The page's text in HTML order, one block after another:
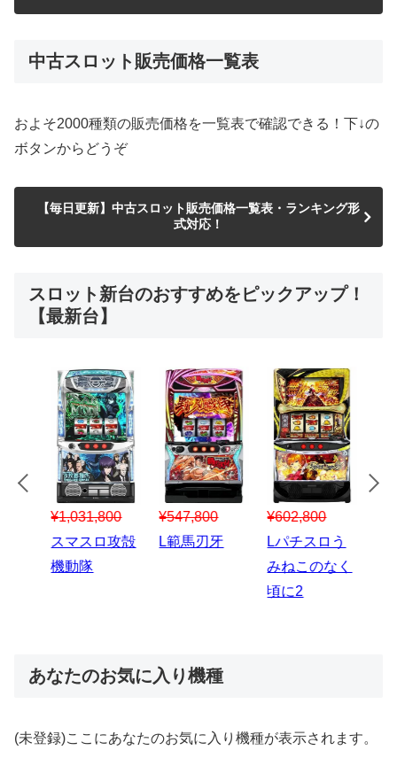
中古スロット販売価格一覧表
およそ2000種類の販売価格を一覧表で確認できる！下↓の
ボタンからどうぞ
【毎日更新】中古スロット販売価格一覧表・ランキング形
式対応！
スロット新台のおすすめをピックアップ！
【最新台】
¥547,800
スマスロハナ
ビ
¥150,000
スマスロ秘宝
¥1,867,800
Lパチスロ 炎
炎ノ消防隊2
あなたのお気に入り機種
(未登録)ここにあなたのお気に入り機種が表示されます。